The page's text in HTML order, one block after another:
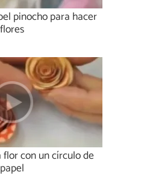
pinocho para hacer
flores
con un círculo de
papel